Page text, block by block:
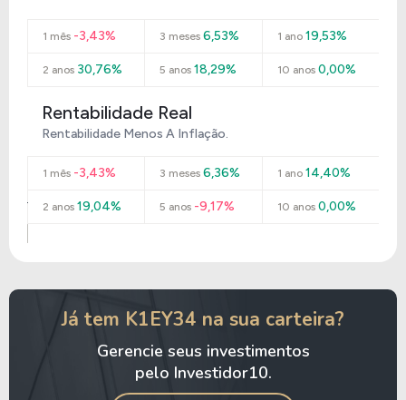
1 mês -3,43% 3 meses 6,53% 1 ano19,53%
2 anos 30,76% 5 anos 18,29% 10 anos0,00%
Rentabilidade Real
Rentabilidade Menos A Inflação.
1 mês -3,43% 3 meses 6,36% 1 ano14,40%
2 anos 19,04% 5 anos -9,17% 10 anos0,00%
Já tem K1EY34 na sua carteira?
Gerencie seus investimentos
pelo Investidor10.